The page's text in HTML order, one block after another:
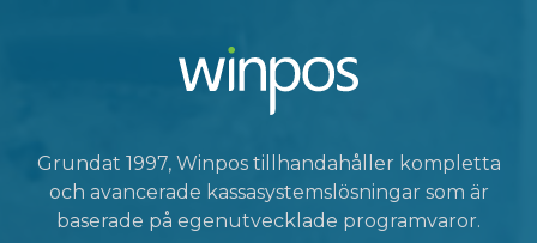
Grundat 1997, Winpos tillhandahåller kompletta
och avancerade kassasystemslösningar som är
baserade på egenutvecklade programvaror.